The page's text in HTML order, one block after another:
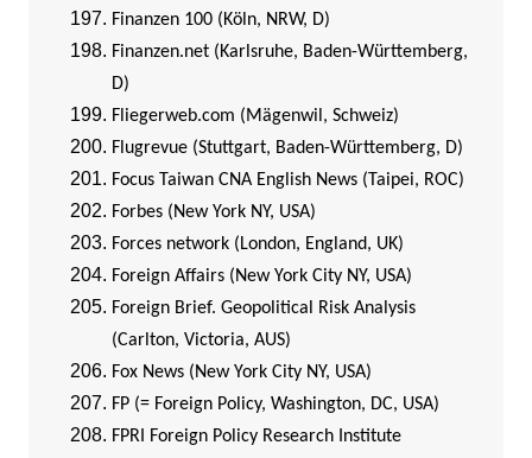
Finanzen 100 (Köln, NRW, D)
Finanzen.net (Karlsruhe, Baden-Württemberg,
D)
Fliegerweb.com (Mägenwil, Schweiz)
Flugrevue (Stuttgart, Baden-Württemberg, D)
Focus Taiwan CNA English News (Taipei, ROC)
Forbes (New York NY, USA)
Forces network (London, England, UK)
Foreign Affairs (New York City NY, USA)
Foreign Brief. Geopolitical Risk Analysis
(Carlton, Victoria, AUS)
Fox News (New York City NY, USA)
FP (= Foreign Policy, Washington, DC, USA)
FPRI Foreign Policy Research Institute